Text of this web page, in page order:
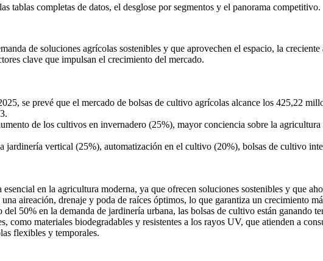
tablas completas de datos, el desglose por segmentos y el panorama competitivo.
de soluciones agrícolas sostenibles y que aprovechen el espacio, la
clave que impulsan el crecimiento del mercado.
se prevé que el mercado de bolsas de cultivo agrícolas alcance los 425,22
de los cultivos en invernadero (25%), mayor conciencia sobre la
jardinería vertical (25%), automatización en el cultivo (20%), bolsas de cultivo
en la agricultura moderna, ya que ofrecen soluciones sostenibles y que
aireación, drenaje y poda de raíces óptimos, lo que garantiza un crecimiento
50% en la demanda de jardinería urbana, las bolsas de cultivo están ganando
como materiales biodegradables y resistentes a los rayos UV, que atienden a
flexibles y temporales.